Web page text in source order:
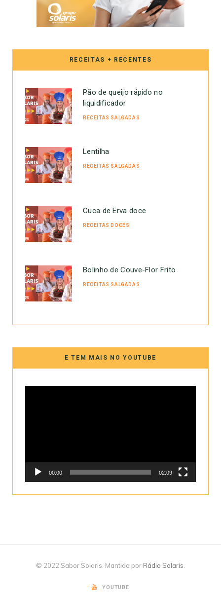
RECEITAS + RECENTES
Pão de queijo rápido no
liquidificador
RECEITAS SALGADAS
Lentilha
RECEITAS SALGADAS
Cuca de Erva doce
RECEITAS DOCES
Bolinho de Couve-Flor Frito
RECEITAS SALGADAS
E TEM MAIS NO YOUTUBE
00:00 02:09
© 2022 Sabor Solaris. Mantido por Rádio Solaris
YOUTUBE